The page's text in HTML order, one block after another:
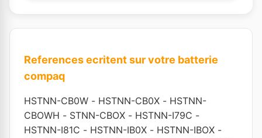
References ecritent sur votre batterie
compaq
HSTNN-CB0W - HSTNN-CB0X - HSTNN-
CBOWH - STNN-CBOX - HSTNN-I79C -
HSTNN-I81C - HSTNN-IB0X - HSTNN-IBOX -